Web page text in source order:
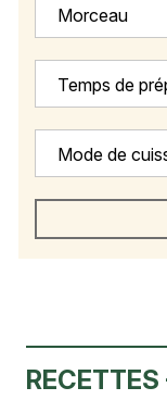
Morceau
Temps de
Mode de